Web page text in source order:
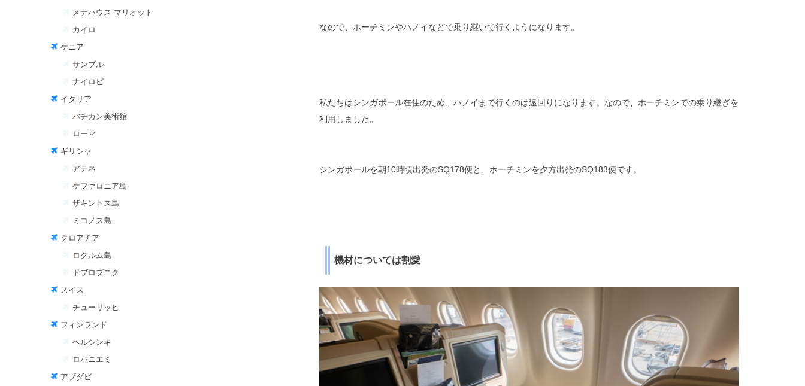
なので、ホーチミンやハノイなどで乗り継いで行くようになります。
私たちはシンガポール在住のため、ハノイまで行くのは遠回りになります。なので、ホーチミンでの乗り継ぎを
利用しました。
シンガポールを朝10時頃出発のSQ178便と、ホーチミンを夕方出発のSQ183便です。
機材については割愛
メナハウス マリオット
カイロ
ケニア
サンブル
ナイロビ
イタリア
バチカン美術館
ローマ
ギリシャ
アテネ
ケファロニア島
ザキントス島
ミコノス島
クロアチア
ロクルム島
ドブロブニク
スイス
チューリッヒ
フィンランド
ヘルシンキ
ロバニエミ
アブダビ